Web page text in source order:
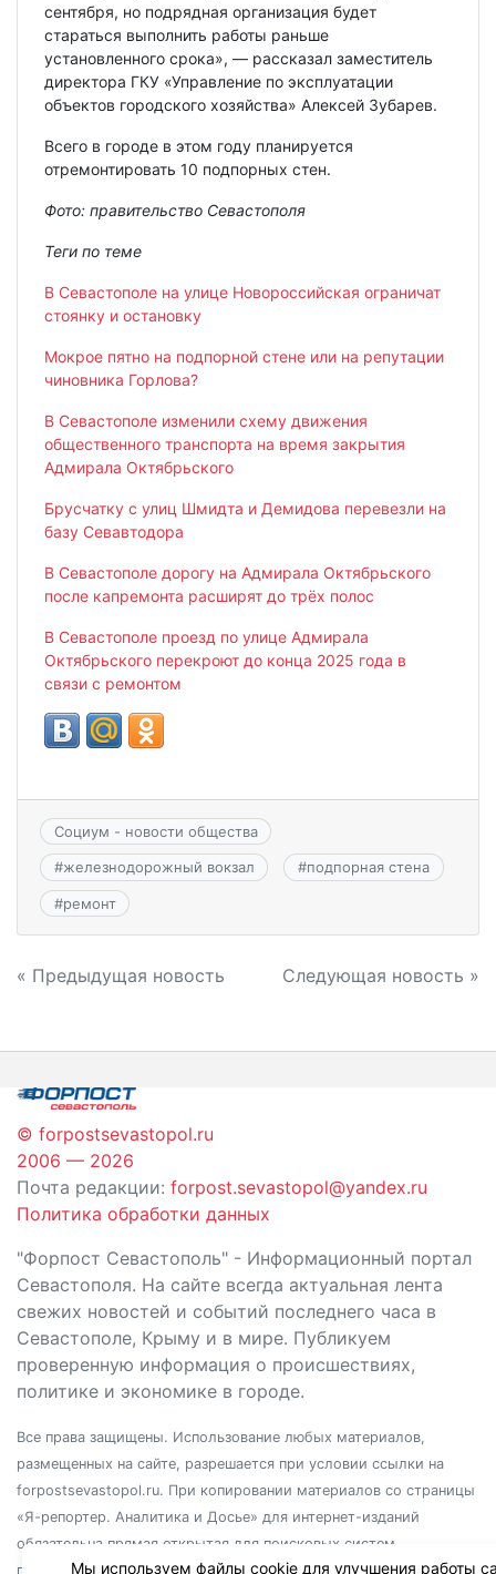
сентября, но подрядная организация будет
стараться выполнить работы раньше
установленного срока», — рассказал заместитель
директора ГКУ «Управление по эксплуатации
объектов городского хозяйства» Алексей Зубарев.
Всего в городе в этом году планируется
отремонтировать 10 подпорных стен.
Фото: правительство Севастополя
Теги по теме
В Севастополе на улице Новороссийская ограничат
стоянку и остановку
Мокрое пятно на подпорной стене или на репутации
чиновника Горлова?
В Севастополе изменили схему движения
общественного транспорта на время закрытия
Адмирала Октябрьского
Брусчатку с улиц Шмидта и Демидова перевезли на
базу Севавтодора
В Севастополе дорогу на Адмирала Октябрьского
после капремонта расширят до трёх полос
В Севастополе проезд по улице Адмирала
Октябрьского перекроют до конца 2025 года в
связи с ремонтом
Социум - новости общества
#железнодорожный вокзал #подпорная стена
#ремонт
Навигация
записям
« Предыдущая новость Следующая новость »
© forpostsevastopol.ru
2006 — 2026
Почта редакции: forpost.sevastopol@yandex.ru
Политика обработки данных
"Форпост Севастополь" - Информационный портал
Севастополя. На сайте всегда актуальная лента
свежих новостей и событий последнего часа в
Севастополе, Крыму и в мире. Публикуем
проверенную информация о происшествиях,
политике и экономике в городе.
Все права защищены. Использование любых материалов,
размещенных на сайте, разрешается при условии ссылки на
forpostsevastopol.ru. При копировании материалов со страницы
«Я-репортер. Аналитика и Досье» для интернет-изданий
обязательна прямая открытая для поисковых систем
гиперссылка. Независимо от полного или частичного
Мы используем файлы cookie для улучшения работы